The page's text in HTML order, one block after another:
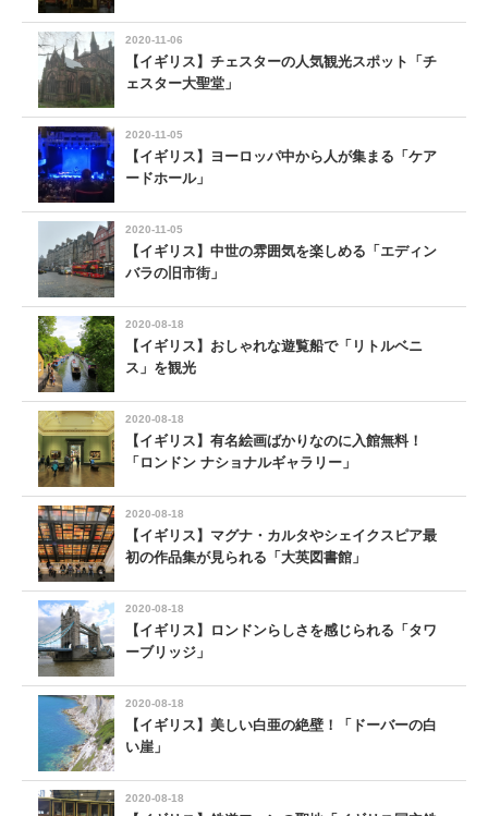
2020-11-06
【イギリス】チェスターの人気観光スポット「チ
ェスター大聖堂」
2020-11-05
【イギリス】ヨーロッパ中から人が集まる「ケア
ードホール」
2020-11-05
【イギリス】中世の雰囲気を楽しめる「エディン
バラの旧市街」
2020-08-18
【イギリス】おしゃれな遊覧船で「リトルベニ
ス」を観光
2020-08-18
【イギリス】有名絵画ばかりなのに入館無料！
「ロンドン ナショナルギャラリー」
2020-08-18
【イギリス】マグナ・カルタやシェイクスピア最
初の作品集が見られる「大英図書館」
2020-08-18
【イギリス】ロンドンらしさを感じられる「タワ
ーブリッジ」
2020-08-18
【イギリス】美しい白亜の絶壁！「ドーバーの白
い崖」
2020-08-18